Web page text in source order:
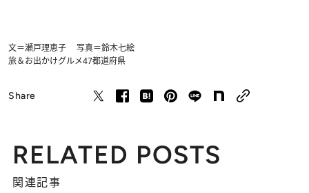
文＝瀬戸理恵子 写真＝鈴木七絵
旅＆お出かけグルメ47都道府県
Share
RELATED POSTS
関連記事